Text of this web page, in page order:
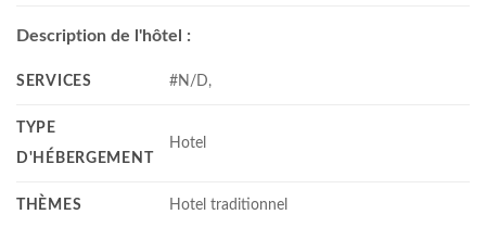
Description de l'hôtel :
SERVICES #N/D,
TYPE
D'HÉBERGEMENT
Hotel
THÈMES Hotel traditionnel